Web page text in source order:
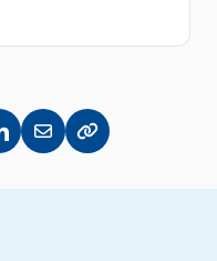
LinkedInissä
Jaa sähköpostitse
Kopioi linkki